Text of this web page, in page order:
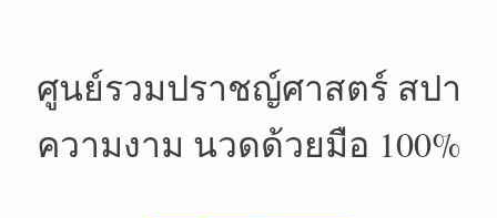
ศูนย์รวมปราชญ์ศาสตร์ สปา
ความงาม นวดด้วยมือ 100%